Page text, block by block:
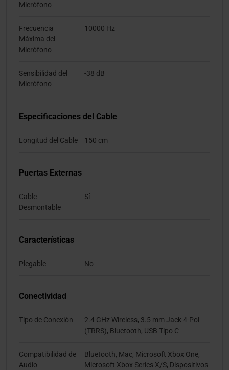
Micrófono
Frecuencia
Máxima del
Micrófono
10000 Hz
Sensibilidad del
Micrófono
-38 dB
Especificaciones del Cable
Longitud del Cable 150 cm
Puertas Externas
Cable
Desmontable
Sí
Características
Plegable No
Conectividad
Tipo de Conexión
2.4 GHz Wireless, 3.5 mm Jack 4-Pol
(TRRS), Bluetooth, USB Tipo C
Compatibilidad de
Audio
Bluetooth, Mac, Microsoft Xbox One,
Microsoft Xbox Series X/S, Dispositivos